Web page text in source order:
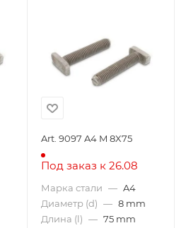
Art. 9097 A4 M 8X75
Под заказ к 26.08
Марка стали — A4
Диаметр (d) — 8 mm
Длина (l) — 75 mm